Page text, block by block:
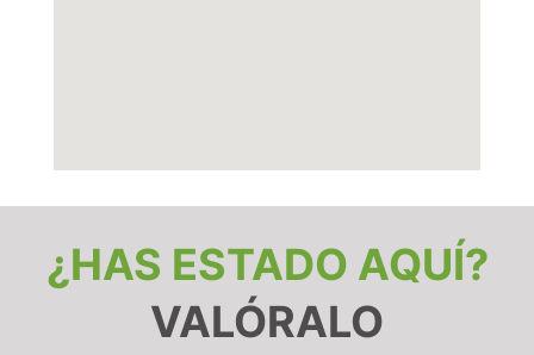
¿HAS ESTADO AQUÍ?
VALÓRALO